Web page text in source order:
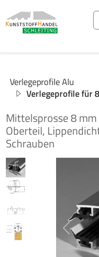
Verlegeprofile Alu
Verlegeprofile für
Mittelsprosse 8
Oberteil,
Schrauben
Previous